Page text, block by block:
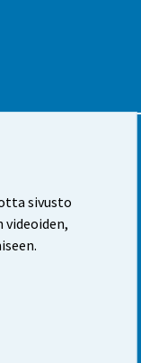
sivusto